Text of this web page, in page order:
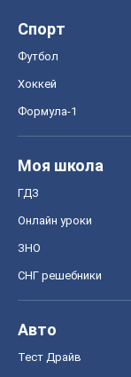
Спорт
Футбол
Хоккей
Формула-1
Моя школа
ГДЗ
Онлайн уроки
ЗНО
СНГ решебники
Авто
Тест Драйв